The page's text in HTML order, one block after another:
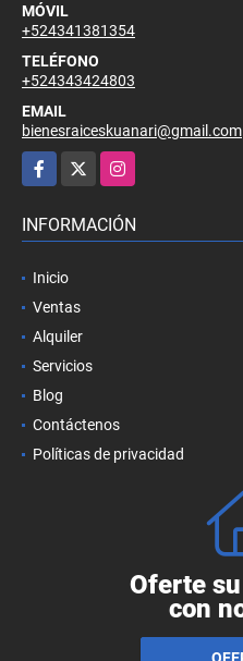
MÓVIL
+524341381354
TELÉFONO
+524343424803
EMAIL
bienesraiceskuanari@gmail.com
Facebook
Instagram
INFORMACIÓN
Inicio
Ventas
Alquiler
Servicios
Blog
Contáctenos
Políticas de privacidad
Oferte
con